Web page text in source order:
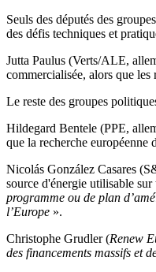
Seuls des députés des
des défis techniques et
Jutta Paulus (Verts/ALE,
commercialisée, alors que les
Le reste des groupes
Hildegard Bentele (PPE,
que la recherche européenne
Nicolás González Casares
source d'énergie utilisable
programme ou de plan
l’Europe ».
Christophe Grudler (Renew
des financements massifs et